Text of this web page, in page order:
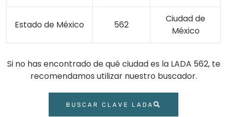
Estado de México 562
Ciudad de
México
Si no has encontrado de qué ciudad es la LADA 562, te
recomendamos utilizar nuestro buscador.
BUSCAR CLAVE LADA